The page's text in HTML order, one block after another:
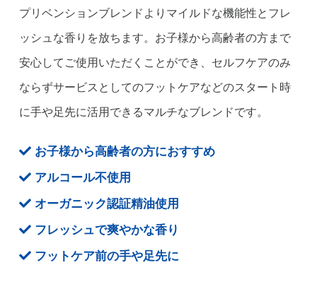
プリベンションブレンドよりマイルドな機能性とフレ
ッシュな香りを放ちます。お子様から高齢者の方まで
安心してご使用いただくことができ、セルフケアのみ
ならずサービスとしてのフットケアなどのスタート時
に手や足先に活用できるマルチなブレンドです。
お子様から高齢者の方におすすめ
アルコール不使用
オーガニック認証精油使用
フレッシュで爽やかな香り
フットケア前の手や足先に